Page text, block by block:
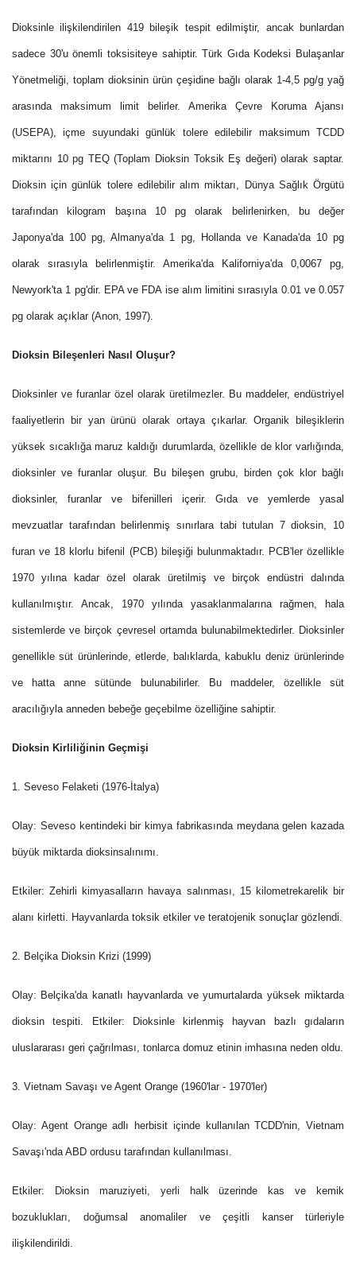
Dioksinle ilişkilendirilen 419 bileşik tespit edilmiştir, ancak bunlardan
sadece 30'u önemli toksisiteye sahiptir. Türk Gıda Kodeksi Bulaşanlar
Yönetmeliği, toplam dioksinin ürün çeşidine bağlı olarak 1-4,5 pg/g yağ
arasında maksimum limit belirler. Amerika Çevre Koruma Ajansı
(USEPA), içme suyundaki günlük tolere edilebilir maksimum TCDD
miktarını 10 pg TEQ (Toplam Dioksin Toksik Eş değeri) olarak saptar.
Dioksin için günlük tolere edilebilir alım miktarı, Dünya Sağlık Örgütü
tarafından kilogram başına 10 pg olarak belirlenirken, bu değer
Japonya'da 100 pg, Almanya'da 1 pg, Hollanda ve Kanada'da 10 pg
olarak sırasıyla belirlenmiştir. Amerika'da Kaliforniya'da 0,0067 pg,
Newyork'ta 1 pg'dir. EPA ve FDA ise alım limitini sırasıyla 0.01 ve 0.057
pg olarak açıklar (Anon, 1997).
Dioksin Bileşenleri Nasıl Oluşur?
Dioksinler ve furanlar özel olarak üretilmezler. Bu maddeler, endüstriyel
faaliyetlerin bir yan ürünü olarak ortaya çıkarlar. Organik bileşiklerin
yüksek sıcaklığa maruz kaldığı durumlarda, özellikle de klor varlığında,
dioksinler ve furanlar oluşur. Bu bileşen grubu, birden çok klor bağlı
dioksinler, furanlar ve bifenilleri içerir. Gıda ve yemlerde yasal
mevzuatlar tarafından belirlenmiş sınırlara tabi tutulan 7 dioksin, 10
furan ve 18 klorlu bifenil (PCB) bileşiği bulunmaktadır. PCB'ler özellikle
1970 yılına kadar özel olarak üretilmiş ve birçok endüstri dalında
kullanılmıştır. Ancak, 1970 yılında yasaklanmalarına rağmen, hala
sistemlerde ve birçok çevresel ortamda bulunabilmektedirler. Dioksinler
genellikle süt ürünlerinde, etlerde, balıklarda, kabuklu deniz ürünlerinde
ve hatta anne sütünde bulunabilirler. Bu maddeler, özellikle süt
aracılığıyla anneden bebeğe geçebilme özelliğine sahiptir.
Dioksin Kirliliğinin Geçmişi
1. Seveso Felaketi (1976-İtalya)
Olay: Seveso kentindeki bir kimya fabrikasında meydana gelen kazada
büyük miktarda dioksinsalınımı.
Etkiler: Zehirli kimyasalların havaya salınması, 15 kilometrekarelik bir
alanı kirletti. Hayvanlarda toksik etkiler ve teratojenik sonuçlar gözlendi.
2. Belçika Dioksin Krizi (1999)
Olay: Belçika'da kanatlı hayvanlarda ve yumurtalarda yüksek miktarda
dioksin tespiti. Etkiler: Dioksinle kirlenmiş hayvan bazlı gıdaların
uluslararası geri çağrılması, tonlarca domuz etinin imhasına neden oldu.
3. Vietnam Savaşı ve Agent Orange (1960'lar - 1970'ler)
Olay: Agent Orange adlı herbisit içinde kullanılan TCDD'nin, Vietnam
Savaşı'nda ABD ordusu tarafından kullanılması.
Etkiler: Dioksin maruziyeti, yerli halk üzerinde kas ve kemik
bozuklukları, doğumsal anomaliler ve çeşitli kanser türleriyle
ilişkilendirildi.